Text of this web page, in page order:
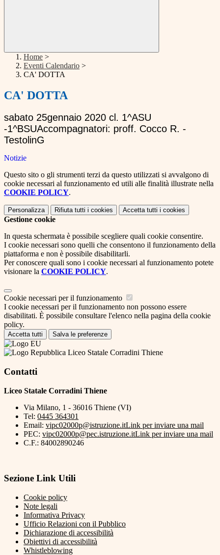
Home >
Eventi Calendario >
CA' DOTTA
CA' DOTTA
sabato 25gennaio 2020 cl . 1^ASU
-1^BSUAccompagnatori: proff. Cocco R. -
TestolinG
Notizie
Questo sito o gli strumenti terzi da questo utilizzati si avvalgono di
cookie necessari al funzionamento ed utili alle finalità illustrate nella
COOKIE POLICY.
Personalizza Rifiuta tutti i cookies Accetta tutti i cookies
Gestione cookie
In questa schermata è possibile scegliere quali cookie consentire.
I cookie necessari sono quelli che consentono il funzionamento della
piattaforma e non è possibile disabilitarli.
Per conoscere quali sono i cookie necessari al funzionamento potete
visionare la COOKIE POLICY.
Cookie necessari per il funzionamento
I cookie necessari per il funzionamento non possono essere
disabilitati. È possibile consultare l'elenco nella pagina della cookie
policy.
Accetta tutti Salva le preferenze
Liceo Statale Corradini Thiene
Contatti
Liceo Statale Corradini Thiene
Via Milano, 1 - 36016 Thiene (VI)
Tel: 0445 364301
Email: vipc02000p@istruzione.itLink per inviare una mail
PEC: vipc02000p@pec.istruzione.itLink per inviare una mail
C.F.: 84002890246
Sezione Link Utili
Cookie policy
Note legali
Informativa Privacy
Ufficio Relazioni con il Pubblico
Dichiarazione di accessibilità
Obiettivi di accessibilità
Whistleblowing